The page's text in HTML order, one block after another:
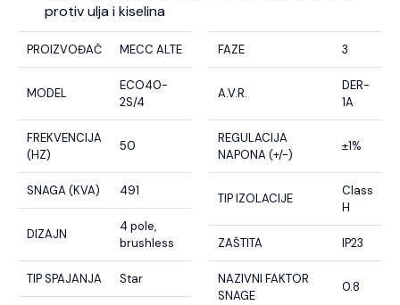
protiv ulja i kiselina
PROIZVOĐAČ MECC ALTE
MODEL
ECO40-
2S/4
FREKVENCIJA
(HZ)
50
SNAGA (KVA) 491
DIZAJN
4 pole,
brushless
TIP SPAJANJA Star
FAZE 3
A.V.R.
DER-
1A
REGULACIJA
NAPONA (+/-)
±1%
TIP IZOLACIJE
Class
H
ZAŠTITA IP23
NAZIVNI FAKTOR
SNAGE
0.8